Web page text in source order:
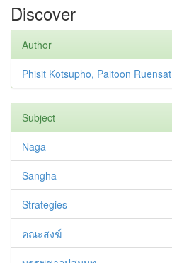
Discover
Author
Phisit Kotsupho, Paitoon Ruensat
Subject
Naga
Sangha
Strategies
คณะสงฆ์